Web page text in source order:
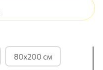
80х200 см